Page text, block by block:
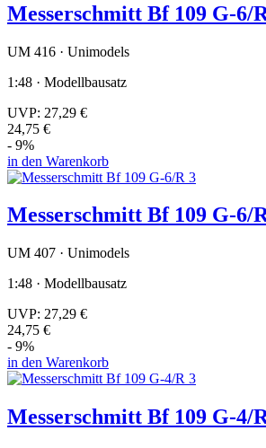
Messerschmitt Bf 109 G-6/
UM 416 · Unimodels
1:48 · Modellbausatz
UVP: 27,29 €
24,75 €
- 9%
in den Warenkorb
Messerschmitt Bf 109 G-6/
UM 407 · Unimodels
1:48 · Modellbausatz
UVP: 27,29 €
24,75 €
- 9%
in den Warenkorb
Messerschmitt Bf 109 G-4/